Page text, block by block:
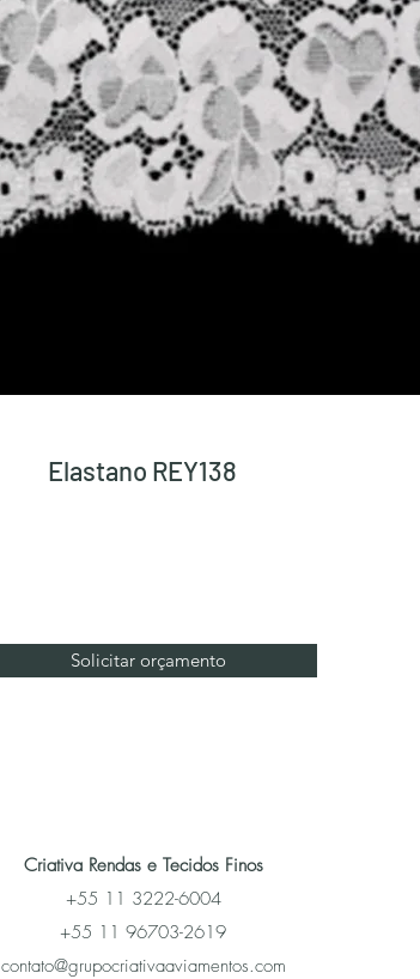
Elastano REY138
Solicitar orçamento
Criativa Rendas e Tecidos Finos
+55 11 3222-6004
+55 11 96703-2619
contato@grupocriativaaviamentos.com